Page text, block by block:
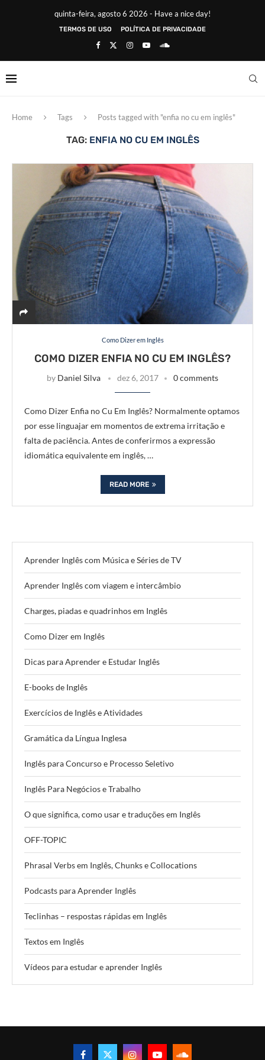
quinta-feira, agosto 6 2026 - Have a nice day!
TERMOS DE USO POLÍTICA DE PRIVACIDADE
Home Tags Posts tagged with "enfia no cu em inglês"
TAG: ENFIA NO CU EM INGLÊS
Como Dizer em Inglês
COMO DIZER ENFIA NO CU EM INGLÊS?
by Daniel Silva dez 6, 2017 0 comments
Como Dizer Enfia no Cu Em Inglês? Normalmente optamos
por esse linguajar em momentos de extrema irritação e
falta de paciência. Antes de conferirmos a expressão
idiomática equivalente em inglês, …
READ MORE
Aprender Inglês com Música e Séries de TV
Aprender Inglês com viagem e intercâmbio
Charges, piadas e quadrinhos em Inglês
Como Dizer em Inglês
Dicas para Aprender e Estudar Inglês
E-books de Inglês
Exercícios de Inglês e Atividades
Gramática da Língua Inglesa
Inglês para Concurso e Processo Seletivo
Inglês Para Negócios e Trabalho
O que significa, como usar e traduções em Inglês
OFF-TOPIC
Phrasal Verbs em Inglês, Chunks e Collocations
Podcasts para Aprender Inglês
Teclinhas – respostas rápidas em Inglês
Textos em Inglês
Vídeos para estudar e aprender Inglês